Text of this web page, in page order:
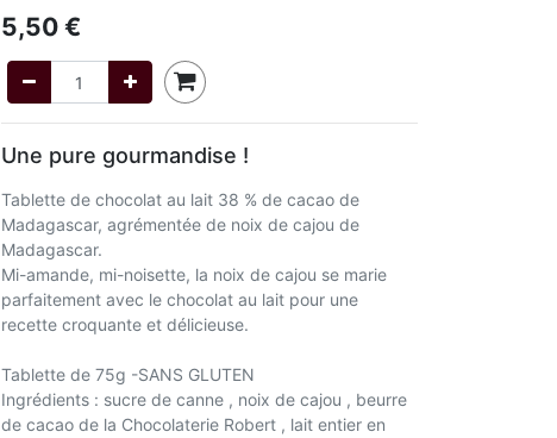
5,50 €
Une pure gourmandise !
Tablette de chocolat au lait 38 % de cacao de
Madagascar, agrémentée de noix de cajou de
Madagascar.
Mi-amande, mi-noisette, la noix de cajou se marie
parfaitement avec le chocolat au lait pour une
recette croquante et délicieuse.
Tablette de 75g -SANS GLUTEN
Ingrédients : sucre de canne , noix de cajou , beurre
de cacao de la Chocolaterie Robert , lait entier en